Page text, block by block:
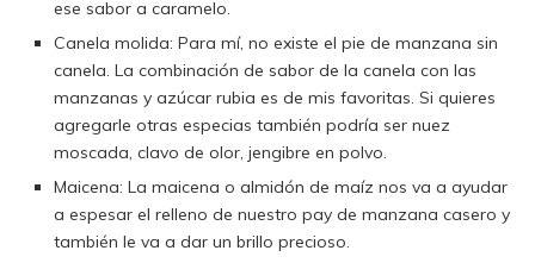
ese sabor a caramelo.
Canela molida: Para mí, no existe el pie de manzana sin
canela. La combinación de sabor de la canela con las
manzanas y azúcar rubia es de mis favoritas. Si quieres
agregarle otras especias también podría ser nuez
moscada, clavo de olor, jengibre en polvo.
Maicena: La maicena o almidón de maíz nos va a ayudar
a espesar el relleno de nuestro pay de manzana casero y
también le va a dar un brillo precioso.